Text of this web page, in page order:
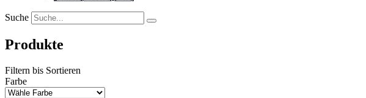
Suche
Produkte
Filtern bis Sortieren
Farbe